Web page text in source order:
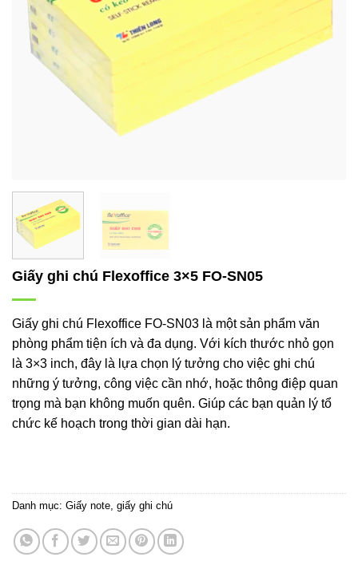
Giấy ghi chú Flexoffice 3×5 FO-SN05
Giấy ghi chú Flexoffice FO-SN03 là một sản phẩm văn
phòng phẩm tiện ích và đa dụng. Với kích thước nhỏ gọn
là 3×3 inch, đây là lựa chọn lý tưởng cho việc ghi chú
những ý tưởng, công việc cần nhớ, hoặc thông điệp quan
trọng mà bạn không muốn quên. Giúp các bạn quản lý tổ
chức kế hoạch trong thời gian dài hạn.
Danh mục: Giấy note, giấy ghi chú